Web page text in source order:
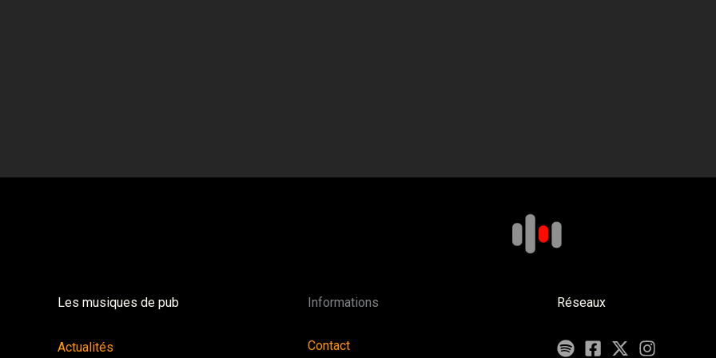
Les musiques de pub
Actualités
Informations
Contact
Réseaux